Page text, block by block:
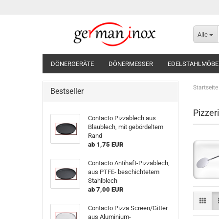
Alle
DÖNERGERÄTE DÖNERMESSER
Startseite
Bestseller
Contacto Pizzablech aus
Blaublech, mit gebördeltem
Rand
ab 1,75 EUR
Contacto Antihaft-Pizzablech,
aus PTFE- beschichtetem
Stahlblech
ab 7,00 EUR
Contacto Pizza Screen/Gitter
aus Aluminium-